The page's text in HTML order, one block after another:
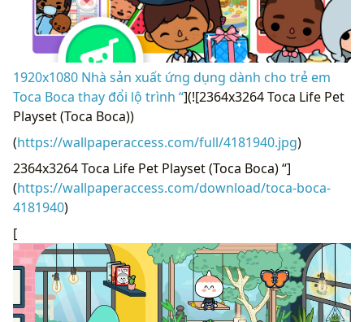
1920x1080 Nhà sản xuất ứng dụng dành cho trẻ em
Toca Boca thay đổi lộ trình “](![2364x3264 Toca Life Pet
Playset (Toca Boca))
(https://wallpaperaccess.com/full/4181940.jpg)
2364x3264 Toca Life Pet Playset (Toca Boca) “]
(https://wallpaperaccess.com/download/toca-boca-
4181940)
[